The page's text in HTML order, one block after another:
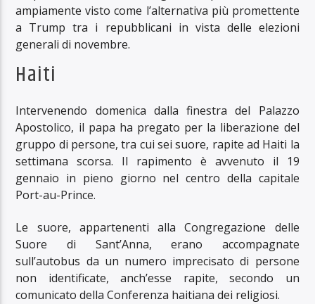
ampiamente visto come l’alternativa più promettente
a Trump tra i repubblicani in vista delle elezioni
generali di novembre.
Haiti
Intervenendo domenica dalla finestra del Palazzo
Apostolico, il papa ha pregato per la liberazione del
gruppo di persone, tra cui sei suore, rapite ad Haiti la
settimana scorsa. Il rapimento è avvenuto il 19
gennaio in pieno giorno nel centro della capitale
Port-au-Prince.
Le suore, appartenenti alla Congregazione delle
Suore di Sant’Anna, erano accompagnate
sull’autobus da un numero imprecisato di persone
non identificate, anch’esse rapite, secondo un
comunicato della Conferenza haitiana dei religiosi.